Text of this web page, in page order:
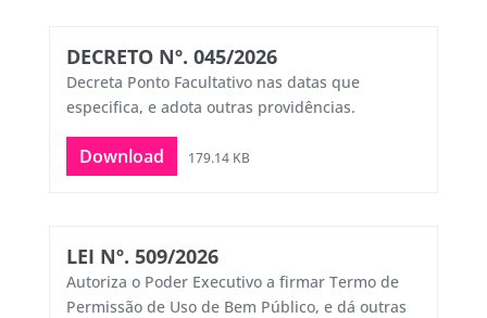
DECRETO Nº. 045/2026
Decreta Ponto Facultativo nas datas que
especifica, e adota outras providências.
Download 179.14 KB
LEI Nº. 509/2026
Autoriza o Poder Executivo a firmar Termo de
Permissão de Uso de Bem Público, e dá outras